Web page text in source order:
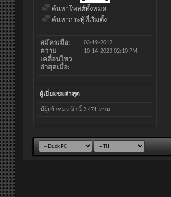
ค้นหาโพสต์ทั้งหมด
ค้นหากระทู้ที่เริ่มตั้ง
สมัครเมื่อ 03-19-2012
ความ
เคลื่อนไหว
ล่าสุดเมื่อ
10-14-2023 02:10 PM
ผู้เยี่ยมชมล่าสุด
มีผู้เข้าชมหน้านี้ 2,471 ท่าน